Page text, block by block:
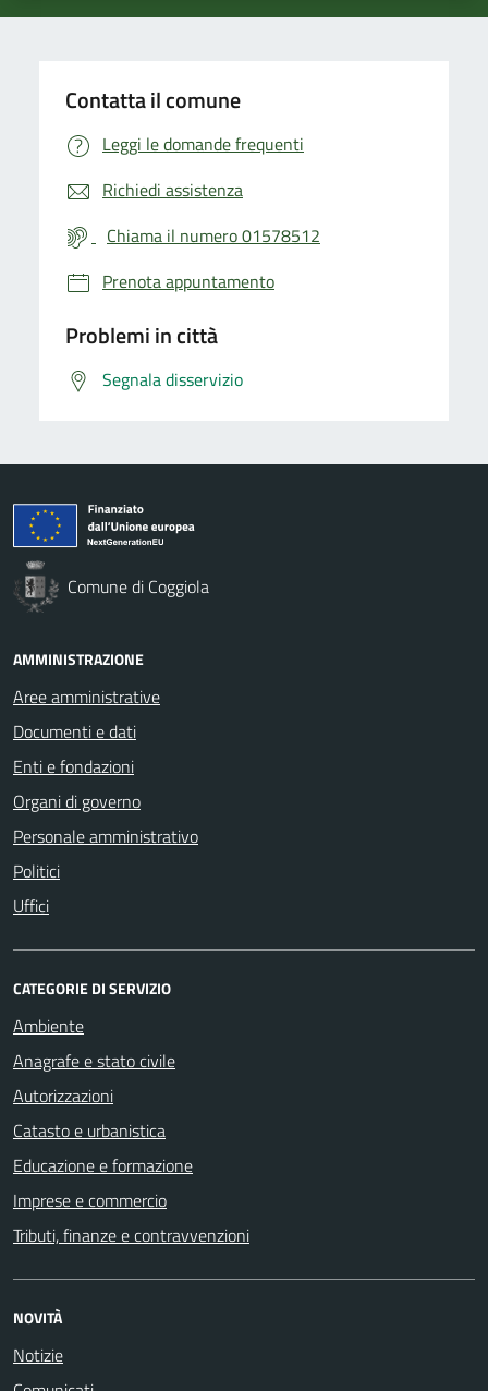
Contatta il comune
Leggi le domande frequenti
Richiedi assistenza
Chiama il numero 01578512
Prenota appuntamento
Problemi in città
Segnala disservizio
Comune di Coggiola
AMMINISTRAZIONE
Aree amministrative
Documenti e dati
Enti e fondazioni
Organi di governo
Personale amministrativo
Politici
Uffici
CATEGORIE DI SERVIZIO
Ambiente
Anagrafe e stato civile
Autorizzazioni
Catasto e urbanistica
Educazione e formazione
Imprese e commercio
Tributi, finanze e contravvenzioni
NOVITÀ
Notizie